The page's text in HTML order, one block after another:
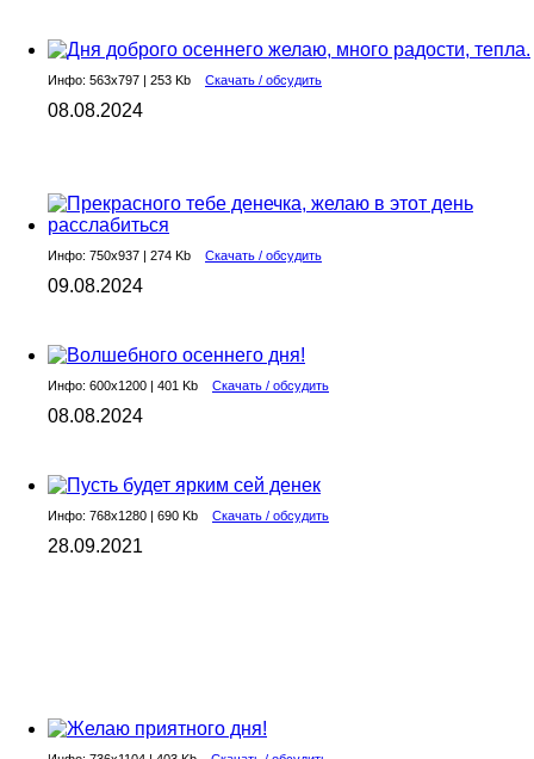
Инфо: 563х797 | 253 Kb Скачать / обсудить
08.08.2024
Инфо: 750х937 | 274 Kb Скачать / обсудить
09.08.2024
Инфо: 600х1200 | 401 Kb Скачать / обсудить
08.08.2024
Инфо: 768х1280 | 690 Kb Скачать / обсудить
28.09.2021